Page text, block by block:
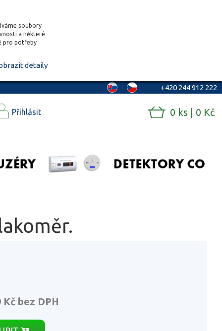
soubory
a některé
pro potřeby
detaily
+420 244 912 222
Přihlásit 0 ks | 0 Kč
Kč bez DPH